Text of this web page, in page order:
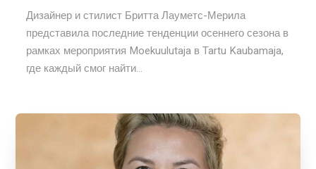
Дизайнер и стилист Бритта Лауметс-Мерила
представила последние тенденции осеннего сезона в
рамках мероприятия Moekuulutaja в Tartu Kaubamaja,
где каждый смог найти...